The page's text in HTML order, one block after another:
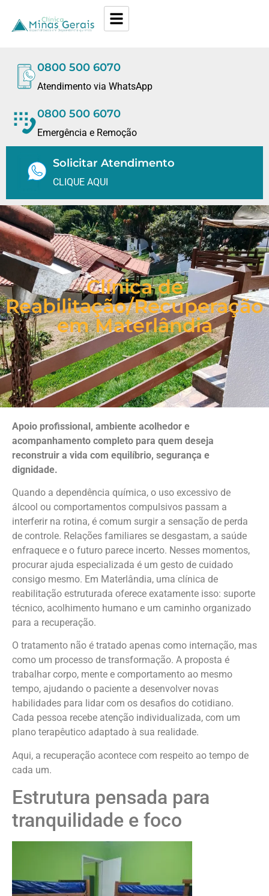
0800 500 6070
Atendimento via WhatsApp
0800 500 6070
Emergência e Remoção
Solicitar Atendimento
CLIQUE AQUI
Clínica de
Reabilitação/Recuperação
em Materlândia
Apoio profissional, ambiente acolhedor e
acompanhamento completo para quem deseja
reconstruir a vida com equilíbrio, segurança e
dignidade.
Quando a dependência química, o uso excessivo de
álcool ou comportamentos compulsivos passam a
interferir na rotina, é comum surgir a sensação de perda
de controle. Relações familiares se desgastam, a saúde
enfraquece e o futuro parece incerto. Nesses momentos,
procurar ajuda especializada é um gesto de cuidado
consigo mesmo. Em Materlândia, uma clínica de
reabilitação estruturada oferece exatamente isso: suporte
técnico, acolhimento humano e um caminho organizado
para a recuperação.
O tratamento não é tratado apenas como internação, mas
como um processo de transformação. A proposta é
trabalhar corpo, mente e comportamento ao mesmo
tempo, ajudando o paciente a desenvolver novas
habilidades para lidar com os desafios do cotidiano.
Cada pessoa recebe atenção individualizada, com um
plano terapêutico adaptado à sua realidade.
Aqui, a recuperação acontece com respeito ao tempo de
cada um.
Estrutura pensada para
tranquilidade e foco